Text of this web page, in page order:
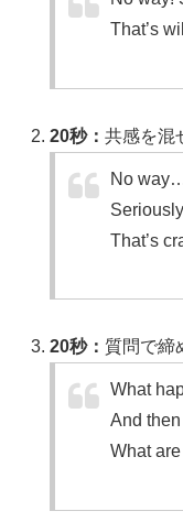
That’s
20秒：共感を混
No
That’s
20秒： 質問で締
What
And
What